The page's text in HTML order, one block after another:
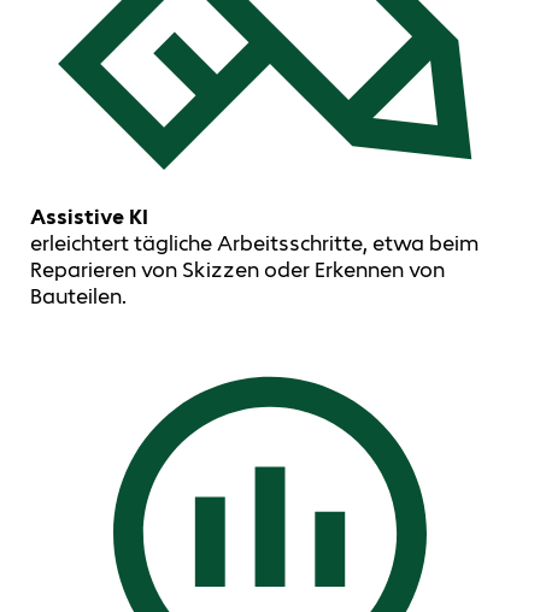
Assistive KI
erleichtert tägliche Arbeitsschritte, etwa beim
Reparieren von Skizzen oder Erkennen von
Bauteilen.